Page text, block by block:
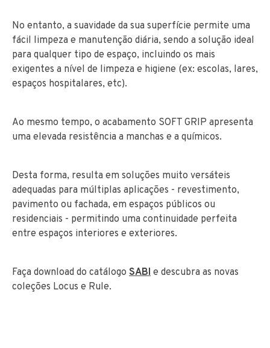
No entanto, a suavidade da sua superfície permite uma
fácil limpeza e manutenção diária, sendo a solução ideal
para qualquer tipo de espaço, incluindo os mais
exigentes a nível de limpeza e higiene (ex: escolas, lares,
espaços hospitalares, etc).
Ao mesmo tempo, o acabamento SOFT GRIP apresenta
uma elevada resistência a manchas e a químicos.
Desta forma, resulta em soluções muito versáteis
adequadas para múltiplas aplicações - revestimento,
pavimento ou fachada, em espaços públicos ou
residenciais - permitindo uma continuidade perfeita
entre espaços interiores e exteriores.
Faça download do catálogo SABI e descubra as novas
coleções Locus e Rule.